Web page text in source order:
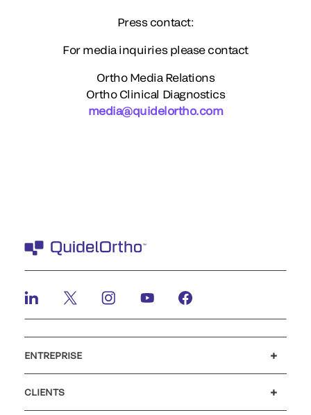
Press contact:
For media inquiries please contact
Ortho Media Relations
Ortho Clinical Diagnostics
media@quidelortho.com
ENTREPRISE
CLIENTS